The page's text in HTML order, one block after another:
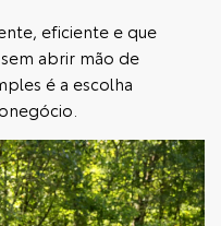
eficiente e que
abrir mão de
é a escolha